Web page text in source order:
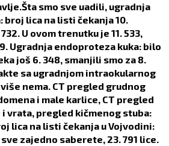
smo sve uadili, ugradnja
lica na listi čekanja 10.
U ovom trenutku je 11. 533,
Ugradnja endoproteza kuka: bilo
još 6. 348, smanjili smo za 8.
sa ugradnjom intraokularnog
nema. CT pregled grudnog
i male karlice, CT pregled
vrata, pregled kičmenog stuba:
lica na listi čekanja u Vojvodini:
sve zajedno saberete, 23. 791 lice.